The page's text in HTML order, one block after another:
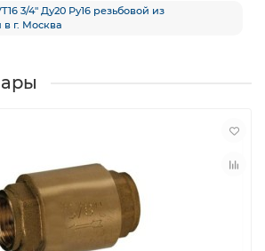
3/4″ Ду20 Ру16 резьбовой из
г. Москва